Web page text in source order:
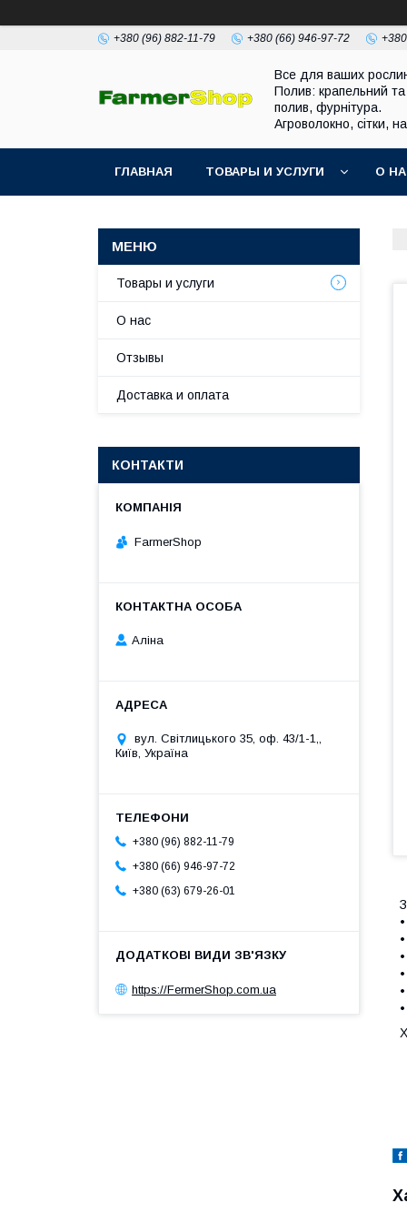
+380 (96) 882-11-79 +380 (66) 946-97-72
Все для ваших
Полив: крапельний та
полив, фурнітура.
Агроволокно, сітки,
ГЛАВНАЯ ТОВАРЫ И УСЛУГИ О
Товары и услуги
О нас
Отзывы
Доставка и оплата
КОНТАКТИ
FarmerShop
Аліна
вул. Світлицького 35, оф. 43/1-1,,
Київ, Україна
+380 (96) 882-11-79
+380 (66) 946-97-72
+380 (63) 679-26-01
https://FermerShop.com.ua